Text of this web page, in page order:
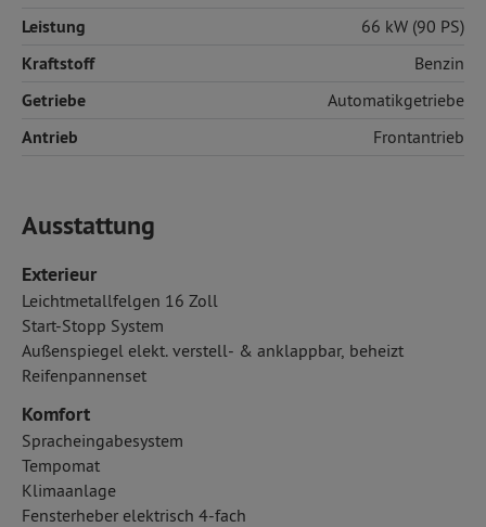
Leistung 66 kW (90 PS)
Kraftstoff Benzin
Getriebe Automatikgetriebe
Antrieb Frontantrieb
Ausstattung
Exterieur
Leichtmetallfelgen 16 Zoll
Start-Stopp System
Außenspiegel elekt. verstell- & anklappbar, beheizt
Reifenpannenset
Komfort
Spracheingabesystem
Tempomat
Klimaanlage
Fensterheber elektrisch 4-fach